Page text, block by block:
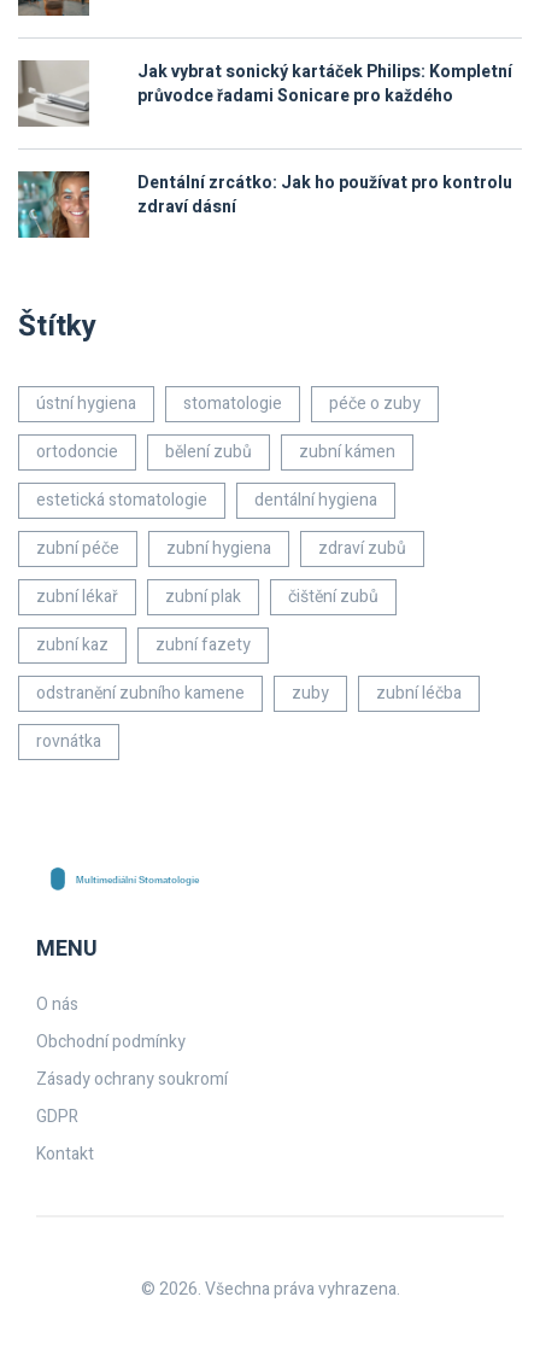
Jak vybrat sonický kartáček Philips: Kompletní
průvodce řadami Sonicare pro každého
Dentální zrcátko: Jak ho používat pro kontrolu
zdraví dásní
Štítky
ústní hygiena stomatologie
péče o zuby
ortodoncie
bělení zubů
zubní kámen
estetická stomatologie
dentální hygiena
zubní péče
zubní hygiena
zdraví zubů
zubní lékař
zubní plak
čištění zubů
zubní kaz
zubní fazety
odstranění zubního kamene
zuby
zubní léčba
rovnátka
MENU
O nás
Obchodní podmínky
Zásady ochrany soukromí
GDPR
Kontakt
© 2026. Všechna práva vyhrazena.